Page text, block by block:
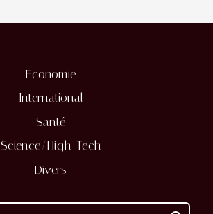
Economie
International
Santé
Science/High-Tech
Divers